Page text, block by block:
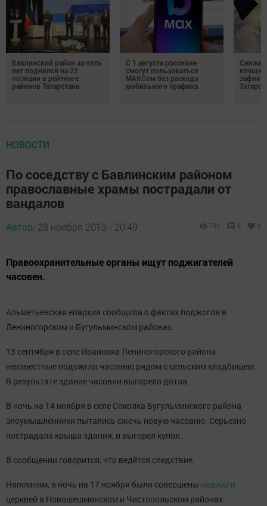
Бавлинский район за пять
лет поднялся на 22
позиции в рейтинге
районов Татарстана
С 1 августа россияне
смогут пользоваться
МАКСом без расхода
мобильного трафика
клещей
НОВОСТИ
По соседству с Бавлинским районом
православные храмы пострадали от
вандалов
Автор, 28 ноября 2013 - 20:49 731 0 0
Правоохранительные органы ищут поджигателей
часовен.
Альметьевская епархия сообщила о фактах поджогов в
Лениногорском и Бугульминском районах.
13 сентября в селе Ивановка Лениногорского района
неизвестные подожгли часовню рядом с сельским кладбищем.
В результате здание часовни выгорело дотла.
В ночь на 14 ноября в селе Соколка Бугульминского района
злоумышленники пытались сжечь новую часовню. Серьезно
пострадала крыша здания, и выгорел купол.
В сообщении говорится, что ведётся следствие.
Напомним, в ночь на 17 ноября были совершены поджоги
церквей в Новошешминском и Чистопольском районах.